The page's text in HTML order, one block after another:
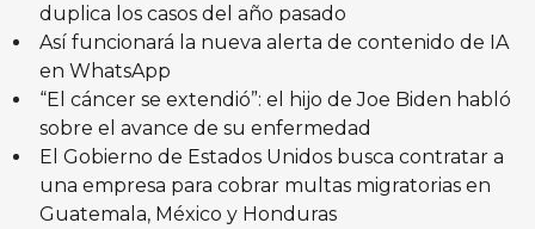
duplica los casos del año pasado
Así funcionará la nueva alerta de contenido de IA
en WhatsApp
“El cáncer se extendió”: el hijo de Joe Biden habló
sobre el avance de su enfermedad
El Gobierno de Estados Unidos busca contratar a
una empresa para cobrar multas migratorias en
Guatemala, México y Honduras